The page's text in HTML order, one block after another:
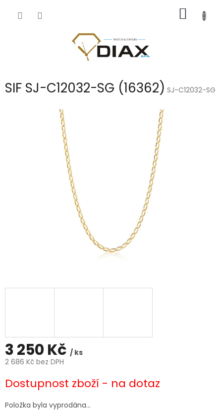
KOŠÍK
SIF SJ-C12032-SG (16362) SJ-C12032-SG
3 250 Kč / ks
2 686 Kč bez DPH
cena:
Dostupnost zboží - na dotaz
Položka byla vyprodána…